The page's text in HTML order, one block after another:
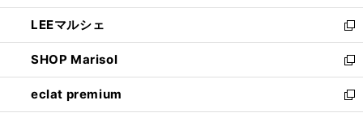
開
く
ウ
で
開
く
ン
ド
ウ
で
開
く
ウ
ィ
ン
ド
ウ
で
し
い
ウ
ィ
ン
ド
LEEマルシェ
新
し
い
ウ
ィ
SHOP Marisol
新
し
い
eclat premium
新